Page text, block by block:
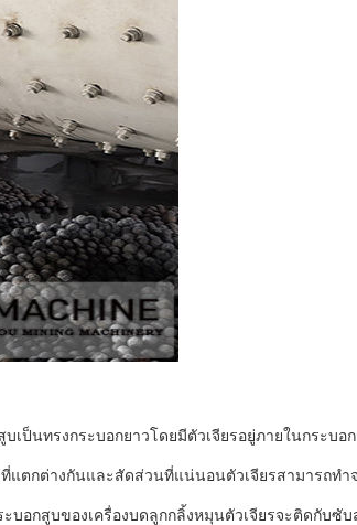
ป็นทรงกระบอกยาวโดยมีตัวเจียรอยู่ภายในกระบ
แตกต่างกันและสัดส่วนที่แน่นอนตัวเจียรสามารถทำ
อกสูบของเครื่องบดลูกกลิ้งหมุนตัวเจียรจะติดกับซับ